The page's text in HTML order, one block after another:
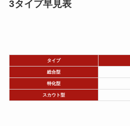
3タイプ早見表
タイプ
総合型
特化型
スカウト型